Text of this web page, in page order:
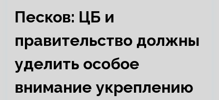
Песков: ЦБ и
правительство должны
уделить особое
внимание укреплению